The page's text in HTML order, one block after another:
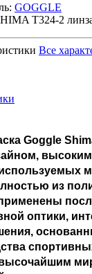
GOGGLE
T324-2
Все
Goggle
высоким
из
оптики,